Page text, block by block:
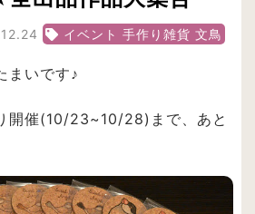
イベント 手作り雑貨 文鳥
まいです♪
開催(10/23~10/28)まで、あと